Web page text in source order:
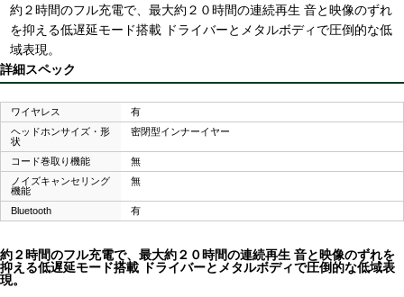
約２時間のフル充電で、最大約２０時間の連続再生 音と映像のずれ
を抑える低遅延モード搭載 ドライバーとメタルボディで圧倒的な低
域表現。
詳細スペック
ワイヤレス
有
ヘッドホンサイズ・形
状
密閉型インナーイヤー
コード巻取り機能
無
ノイズキャンセリング
機能
無
Bluetooth 有
約２時間のフル充電で、最大約２０時間の連続再生 音と映像のずれを
抑える低遅延モード搭載 ドライバーとメタルボディで圧倒的な低域表
現。